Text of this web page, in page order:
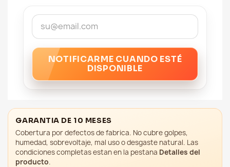
NOTIFICARME CUANDO ESTÉ
DISPONIBLE
GARANTIA DE 10 MESES
Cobertura por defectos de fabrica. No cubre golpes,
humedad, sobrevoltaje, mal uso o desgaste natural. Las
condiciones completas estan en la pestana Detalles del
producto.